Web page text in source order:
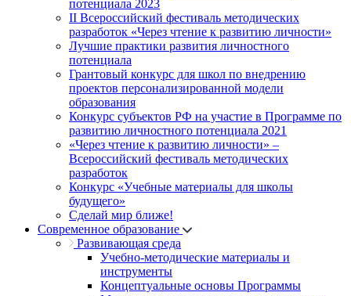
потенциала 2023
II Всероссийский фестиваль методических
разработок «Через чтение к развитию личности»
Лучшие практики развития личностного
потенциала
Грантовый конкурс для школ по внедрению
проектов персонализированной модели
образования
Конкурс субъектов РФ на участие в Программе по
развитию личностного потенциала 2021
«Через чтение к развитию личности» –
Всероссийский фестиваль методических
разработок
Конкурс «Учебные материалы для школы
будущего»
Сделай мир ближе!
Современное образование
Развивающая среда
Учебно-методические материалы и
инструменты
Концептуальные основы Программы